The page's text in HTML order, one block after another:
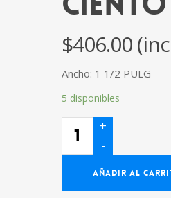
$406.00
Ancho: 1 1/2 PULG
5 disponibles
Hebilla
Samsonite
1/2"
AÑADIR AL